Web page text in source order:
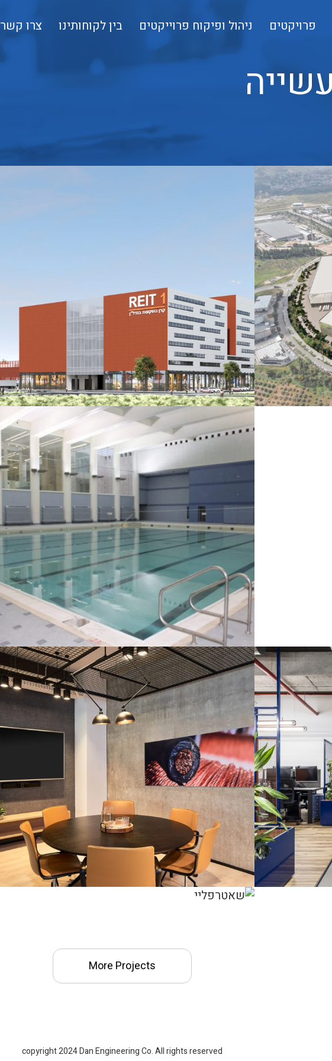
פרויקטים ניהול ופיקוח פרוייקטים בין לקוחותינו צרו קשר
More Projects
copyright 2024 Dan Engineering Co. All rights reserved